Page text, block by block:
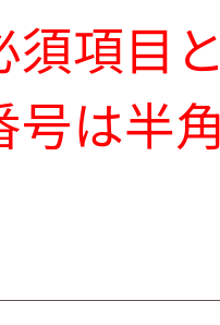
項目と
は半